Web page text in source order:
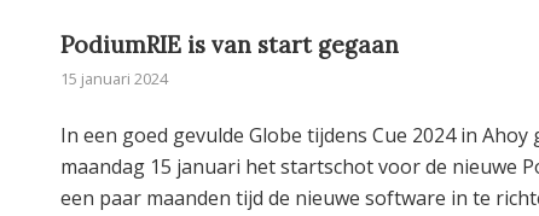
PodiumRIE is van start gegaan
15 januari 2024
In een goed gevulde Globe tijdens Cue 2024 in
maandag 15 januari het startschot voor de nieuwe
een paar maanden tijd de nieuwe software in te